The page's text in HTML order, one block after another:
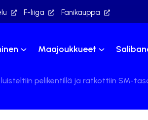
F-liiga Fanikauppa
Maajoukkueet
pelikentillä ja ratkottiin SM-